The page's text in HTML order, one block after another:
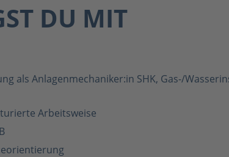
DU MIT
als Anlagenmechaniker:in SHK, Gas-/
Arbeitsweise